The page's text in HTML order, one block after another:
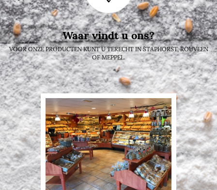
Waar vindt u ons?
VOOR ONZE PRODUCTEN KUNT U TERECHT IN STAPHORST, ROUVEEN
OF MEPPEL.